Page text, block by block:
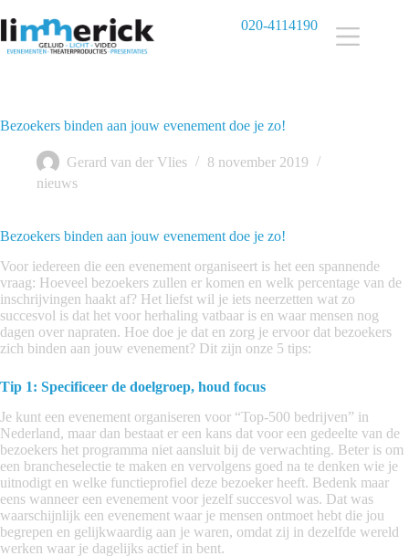
naar
de
inhoud
020-4114190
Bezoekers binden aan jouw evenement doe je zo!
Gerard van der Vlies
8 november 2019
nieuws
Bezoekers binden aan jouw evenement doe je zo!
Voor iedereen die een evenement organiseert is het een spannende
vraag: Hoeveel bezoekers zullen er komen en welk percentage van de
inschrijvingen haakt af? Het liefst wil je iets neerzetten wat zo
succesvol is dat het voor herhaling vatbaar is en waar mensen nog
dagen over napraten. Hoe doe je dat en zorg je ervoor dat bezoekers
zich binden aan jouw evenement? Dit zijn onze 5 tips:
Tip 1: Specificeer de doelgroep, houd focus
Je kunt een evenement organiseren voor “Top-500 bedrijven” in
Nederland, maar dan bestaat er een kans dat voor een gedeelte van de
bezoekers het programma niet aansluit bij de verwachting. Beter is om
een brancheselectie te maken en vervolgens goed na te denken wie je
uitnodigt en welke functieprofiel deze bezoeker heeft. Bedenk maar
eens wanneer een evenement voor jezelf succesvol was. Dat was
waarschijnlijk een evenement waar je mensen ontmoet hebt die jou
begrepen en gelijkwaardig aan je waren, omdat zij in dezelfde wereld
werken waar je dagelijks actief in bent.